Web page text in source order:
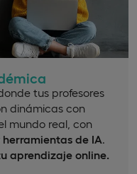
donde tus profesores
dinámicas con
mundo real, con
de IA.
aprendizaje online.